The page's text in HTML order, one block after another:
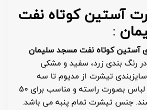
آستین کوتاه نفت
:
آستین کوتاه نفت مسجد سلیمان
رنگ بندی زرد، سفید و مشکی
تیشرت از مدیوم تا سه
ایکس است. برش لباس بصورت راسته و مناسب برای 50